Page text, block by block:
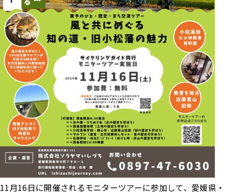
11月16日に開催されるモニターツアーに参加して、愛媛県・